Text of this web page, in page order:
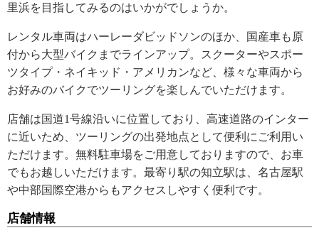
里浜を目指してみるのはいかがでしょうか。
レンタル車両はハーレーダビッドソンのほか、国産車も原
付から大型バイクまでラインアップ。スクーターやスポー
ツタイプ・ネイキッド・アメリカンなど、様々な車両から
お好みのバイクでツーリングを楽しんでいただけます。
店舗は国道1号線沿いに位置しており、高速道路のインター
に近いため、ツーリングの出発地点として便利にご利用い
ただけます。無料駐車場をご用意しておりますので、お車
でもお越しいただけます。最寄り駅の知立駅は、名古屋駅
や中部国際空港からもアクセスしやすく便利です。
店舗情報